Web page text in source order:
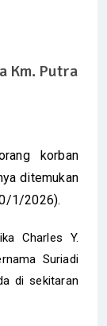
Km. Putra
korban
ditemukan
1/2026).
Charles Y.
Suriadi
di sekitaran